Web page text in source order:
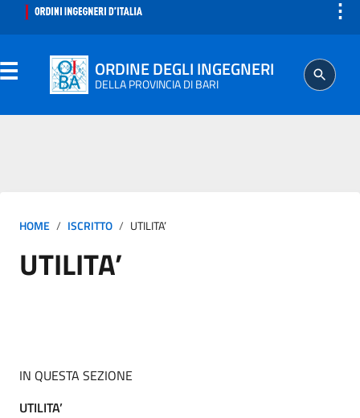
⋮
ORDINE DEGLI INGEGNERI
DELLA PROVINCIA DI BARI
ISCRITTO
PROFESSIONE
HOME ISCRITTO UTILITA’
UTILITA’
IN QUESTA SEZIONE
UTILITA’